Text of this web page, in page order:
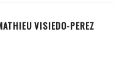
VISIEDO-PEREZ